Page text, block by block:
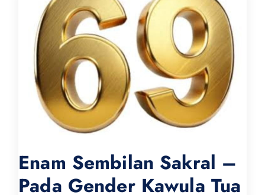
Enam Sembilan Sakral –
Pada Gender Kawula Tua